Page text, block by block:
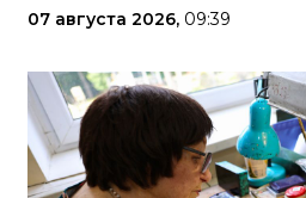
07 августа 2026, 09:39